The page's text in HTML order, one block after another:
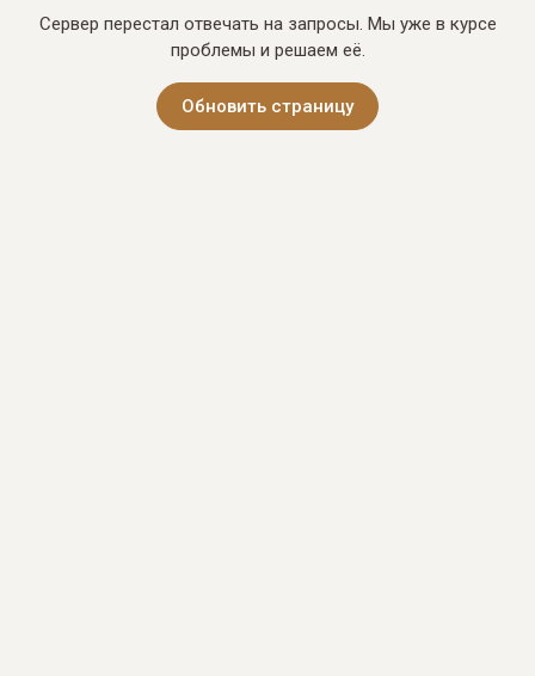
Сервер перестал отвечать на запросы. Мы уже в курсе
проблемы и решаем её.
Обновить страницу